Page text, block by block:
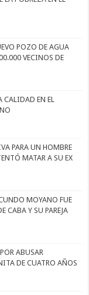
POZO DE AGUA
VECINOS DE
CALIDAD EN EL
PARA UN HOMBRE
MATAR A SU EX
MOYANO FUE
CABA Y SU PAREJA
ABUSAR
DE CUATRO AÑOS